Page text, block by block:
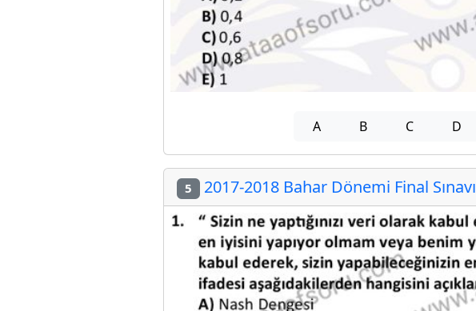
A B C D
5 2017-2018 Bahar Dönemi Final Sınavı